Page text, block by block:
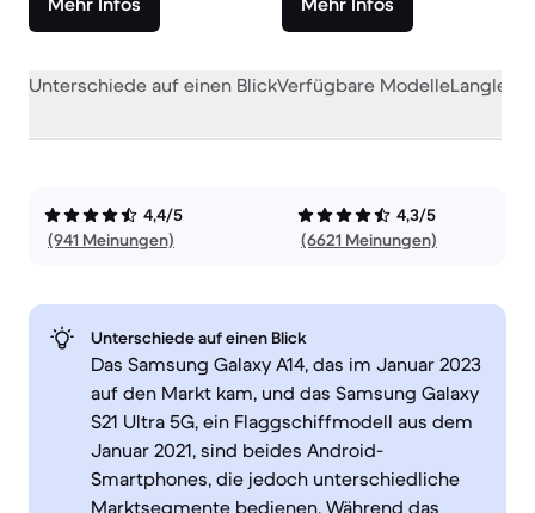
Unterschiede auf einen BlickVerfügbare Modelle
4,4/5
(941 Meinungen)
4,3/5
(6621 Meinungen)
Unterschiede auf einen Blick
Das Samsung Galaxy A14, das im Januar 2023
auf den Markt kam, und das Samsung Galaxy
S21 Ultra 5G, ein Flaggschiffmodell aus dem
Januar 2021, sind beides Android-
Smartphones, die jedoch unterschiedliche
Marktsegmente bedienen. Während das